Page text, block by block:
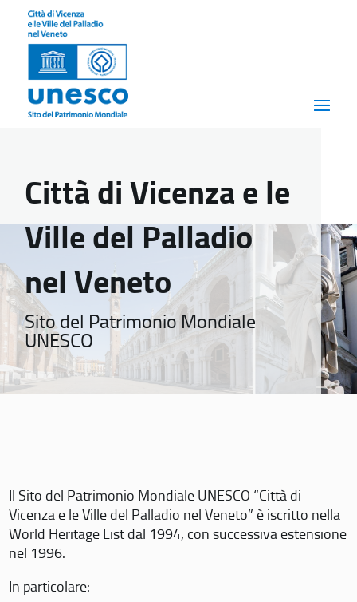
Città di Vicenza e le
Ville del Palladio
nel Veneto
Sito del Patrimonio Mondiale
UNESCO
Il Sito del Patrimonio Mondiale UNESCO “Città di
Vicenza e le Ville del Palladio nel Veneto” è iscritto nella
World Heritage List dal 1994, con successiva estensione
nel 1996.
In particolare: